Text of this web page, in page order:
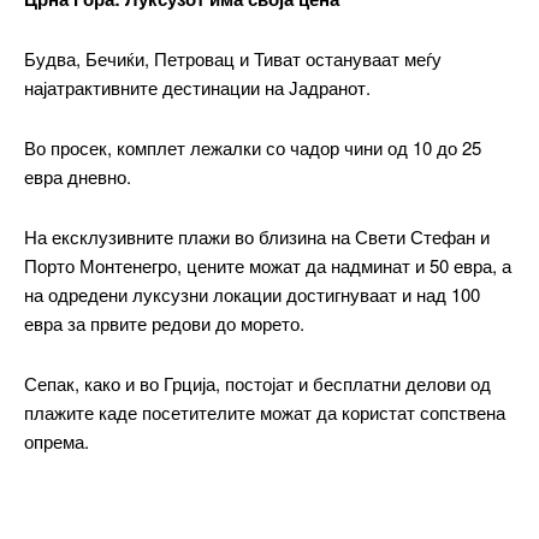
━ pricing plans
евра дневно.
Порто Монтенегро, цените можат да надминат и 50 евра, а
на одредени луксузни локации достигнуваат и над 100
Сепак, како и во Грција, постојат и бесплатни делови од
плажите каде посетителите можат да користат сопствена
опрема.